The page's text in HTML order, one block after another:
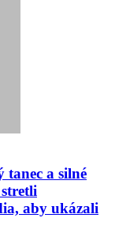
tanec a silné
aby ukázali